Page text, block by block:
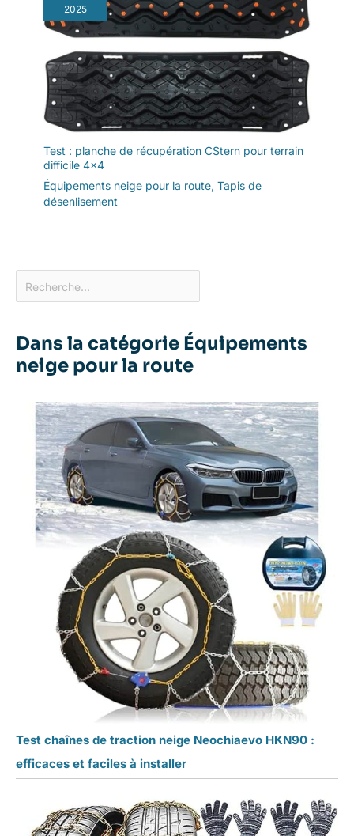
2025
Test : planche de récupération CStern pour terrain
difficile 4×4
Équipements neige pour la route, Tapis de
désenlisement
Dans la catégorie Équipements
neige pour la route
Test chaînes de traction neige Neochiaevo HKN90 :
efficaces et faciles à installer